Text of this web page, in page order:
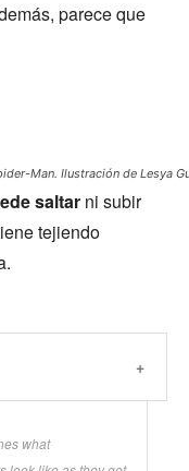
parece que
Man. Ilustración de Lesya
saltar ni subir
tejiendo
what